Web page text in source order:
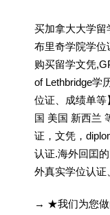
买加拿大大学留
布里奇学院学位
购买留学文凭
of Lethbridge学
位证、成绩单等
国 美国 新西兰
证，文凭，
认证.海外回囯
外真实学位认证
→ ★我们为您做